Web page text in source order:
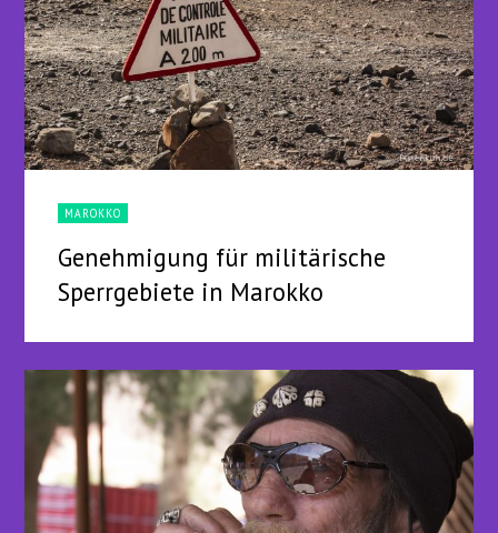
MAROKKO
Genehmigung für militärische
Sperrgebiete in Marokko